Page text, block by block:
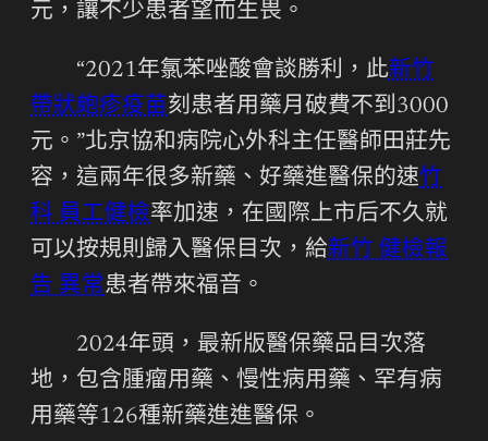
元，讓不少患者望而生畏。
“2021年氯苯唑酸會談勝利，此新竹
帶狀皰疹疫苗刻患者用藥月破費不到3000
元。”北京協和病院心外科主任醫師田莊先
容，這兩年很多新藥、好藥進醫保的速竹
科 員工健檢率加速，在國際上市后不久就
可以按規則歸入醫保目次，給新竹 健檢報
告 異常患者帶來福音。
2024年頭，最新版醫保藥品目次落
地，包含腫瘤用藥、慢性病用藥、罕有病
用藥等126種新藥進進醫保。